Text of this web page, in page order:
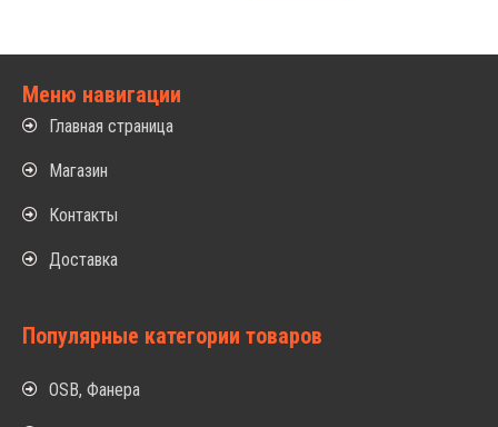
Меню навигации
Главная страница
Магазин
Контакты
Доставка
Популярные категории товаров
OSB, Фанера